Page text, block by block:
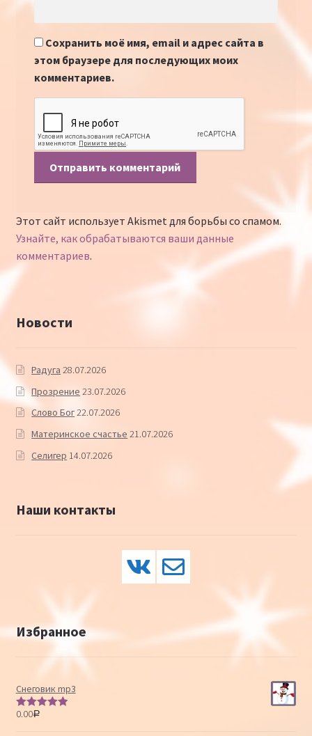
Сохранить моё имя, email и адрес сайта в
этом браузере для последующих моих
комментариев.
Этот сайт использует Akismet для борьбы со спамом.
Узнайте, как обрабатываются ваши данные
комментариев.
Новости
Радуга 28.07.2026
Прозрение 23.07.2026
Слово Бог22.07.2026
Материнское счастье 21.07.2026
Селигер 14.07.2026
Наши контакты
Избранное
Снеговик mp3
Оценка
0.00Р